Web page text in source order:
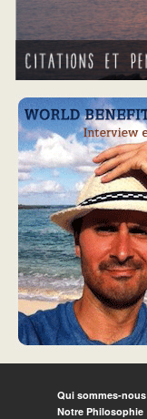
Qui sommes-nous
Notre Philosophie